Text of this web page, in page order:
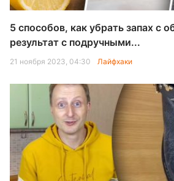
5 способов, как убрать запах с
результат с подручными...
21 ноября 2023, 04:30 Лайфхаки